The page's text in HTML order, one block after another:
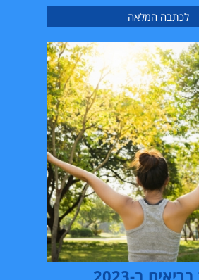
לכתבה המלאה
ב-2023